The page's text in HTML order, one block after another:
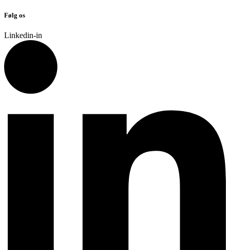
Følg os
Linkedin-in